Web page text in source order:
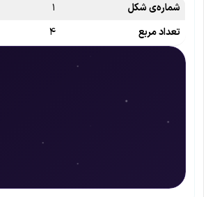
شماره‌ی شکل ۱
تعداد مربع
۴